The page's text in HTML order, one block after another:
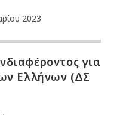
2023
για
Ελλήνων (ΔΣ